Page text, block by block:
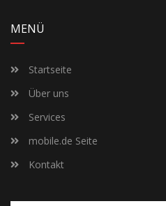
MENÜ
Startseite
Über uns
Services
mobile.de Seite
Kontakt